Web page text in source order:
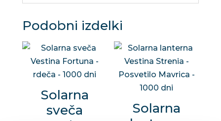
Podobni izdelki
Solarna
sveča
Solarna